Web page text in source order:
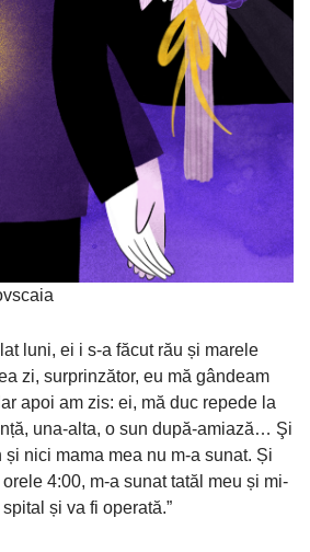
luni, ei i s-a făcut rău și marele
zi, surprinzător, eu mă gândeam
apoi am zis: ei, mă duc repede la
una-alta, o sun după-amiază… Şi
și nici mama mea nu m-a sunat. Și
4:00, m-a sunat tatăl meu și mi-
și va fi operată.”